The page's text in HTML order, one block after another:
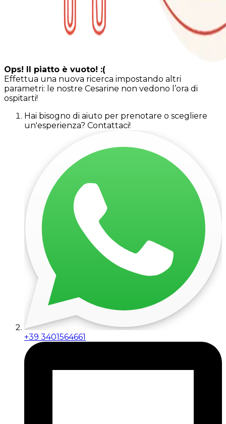
Ops! Il piatto è vuoto! :(
Effettua una nuova ricerca impostando altri
parametri: le nostre Cesarine non vedono l’ora di
ospitarti!
Hai bisogno di aiuto per prenotare o scegliere
un'esperienza? Contattaci!
+39 3401564661